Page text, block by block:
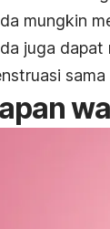
mungkin
juga dapat
sama